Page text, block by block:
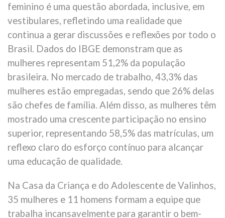
feminino é uma questão abordada, inclusive, em
vestibulares, refletindo uma realidade que
continua a gerar discussões e reflexões por todo o
Brasil. Dados do IBGE demonstram que as
mulheres representam 51,2% da população
brasileira. No mercado de trabalho, 43,3% das
mulheres estão empregadas, sendo que 26% delas
são chefes de família. Além disso, as mulheres têm
mostrado uma crescente participação no ensino
superior, representando 58,5% das matrículas, um
reflexo claro do esforço contínuo para alcançar
uma educação de qualidade.
Na Casa da Criança e do Adolescente de Valinhos,
35 mulheres e 11 homens formam a equipe que
trabalha incansavelmente para garantir o bem-